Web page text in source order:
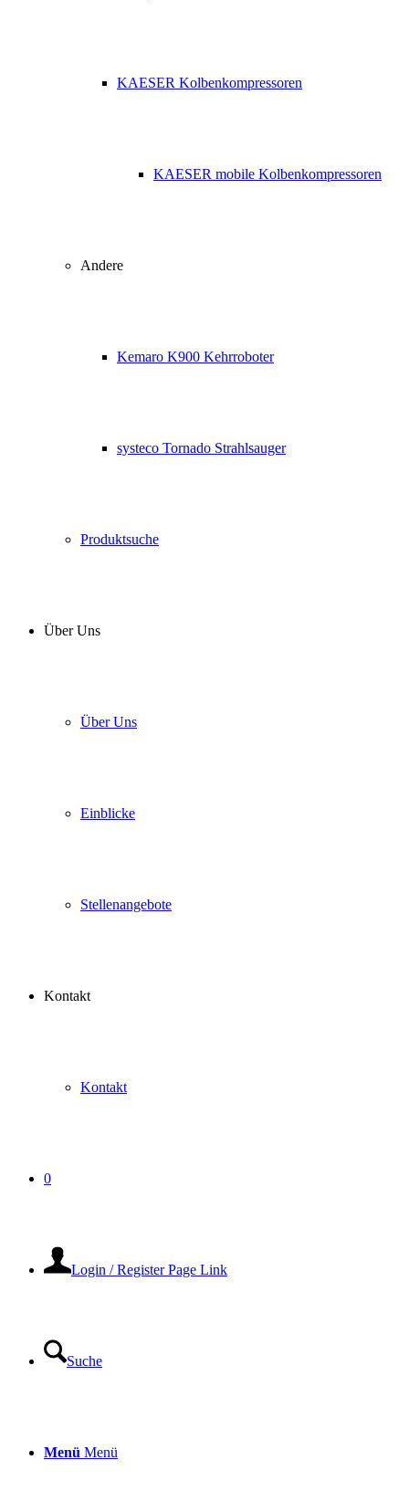
KAESER Kolbenkompressoren
KAESER mobile Kolbenkompressoren
Andere
Kemaro K900 Kehrroboter
systeco Tornado Strahlsauger
Produktsuche
Über Uns
Über Uns
Einblicke
Stellenangebote
Kontakt
Kontakt
0
Login / Register Page Link
Suche
Menü Menü